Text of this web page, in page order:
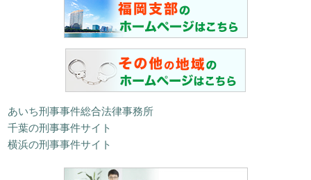
あいち刑事事件総合法律事務所
千葉の刑事事件サイト
横浜の刑事事件サイト